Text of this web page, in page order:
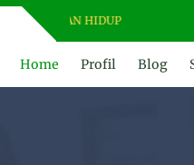
Home Profil Blog